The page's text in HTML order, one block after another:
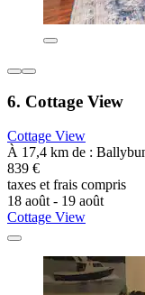
6. Cottage View
Cottage View
À 17,4 km de :
839 €
taxes et frais compris
18 août - 19 août
Cottage View